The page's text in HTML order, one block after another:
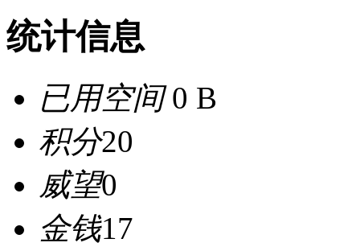
统计信息
已用空间0 B
积分20
威望0
金钱17